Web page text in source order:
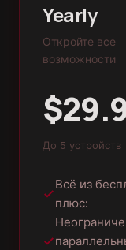
Yearly
Откройте все
возможности
До 5 устройств
Всё из
плюс: